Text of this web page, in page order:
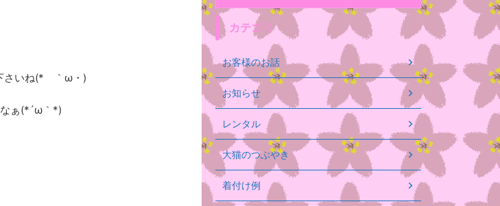
さいね(*ゝ｀ω・)
ぁ(*´ω｀*)
カテゴリ
お客様のお話
お知らせ
レンタル
大猫のつぶやき
着付け例